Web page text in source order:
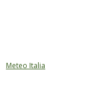
Meteo Italia